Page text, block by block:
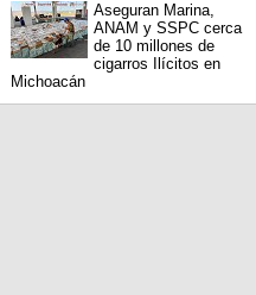
Aseguran Marina,
ANAM y SSPC cerca
de 10 millones de
cigarros Ilícitos en
Michoacán